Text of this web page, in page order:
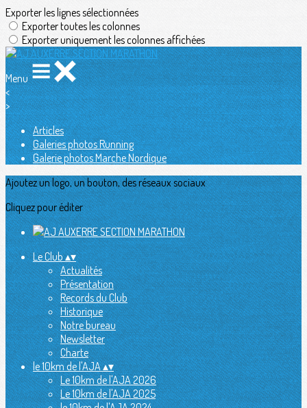
Exporter les lignes sélectionnées
Exporter toutes les colonnes
Exporter uniquement les colonnes affichées
Menu
<
>
Articles
Galeries photos Running
Galerie photos Marche Nordique
Ajoutez un logo, un bouton, des réseaux sociaux
Cliquez pour éditer
Le Club▴▾
Actualités
Présentation
Records du Club
Historique
Notre bureau
Newsletter
Charte
le 10km de l'AJA▴▾
Le 10km de l'AJA 2026
Le 10km de l'AJA 2025